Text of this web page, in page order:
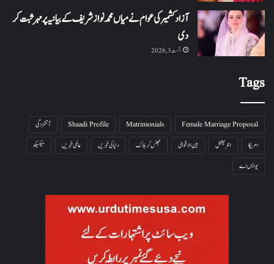
آزاد کشمیر کی عوام نے میاں محمد نواز شریف کے بیانیہ پر مہر ثبت کر
دی
اگست 3, 2026
Tags
Female Marriage Proposal
Matrimonials
Shaadi Profile
آتشزدگی
امریکا
انٹرنیشنل بین الاقوامی جھلس کر ہلاک دنیا کی خبریں عالمی خبریں
میکسیکو
یو ایس اے